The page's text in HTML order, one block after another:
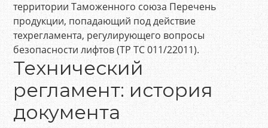
территории Таможенного союза Перечень
продукции, попадающий под действие
техрегламента, регулирующего вопросы
безопасности лифтов (ТР ТС 011/22011).
Технический
регламент: история
документа